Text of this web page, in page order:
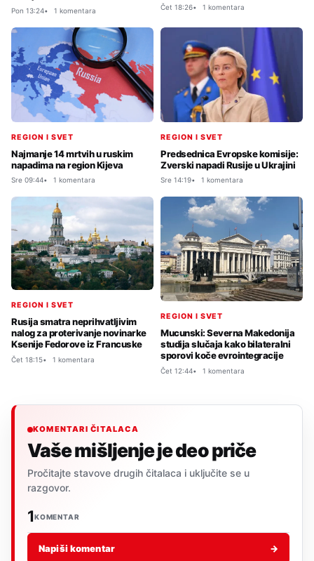
Pon 13:24 1 komentara Čet 18:26 1 komentara
REGION I SVET
Najmanje 14 mrtvih u ruskim
napadima na region Kijeva
Sre 09:44 1 komentara
REGION I SVET
Predsednica Evropske komisije:
Zverski napadi Rusije u Ukrajini
Sre 14:19 1 komentara
REGION I SVET
Rusija smatra neprihvatljivim
nalog za proterivanje novinarke
Ksenije Fedorove iz Francuske
Čet 18:15 1 komentara
REGION I SVET
Mucunski: Severna Makedonija
studija slučaja kako bilateralni
sporovi koče evrointegracije
Čet 12:44 1 komentara
KOMENTARI ČITALACA
Vaše mišljenje je deo priče
Pročitajte stavove drugih čitalaca i uključite se u
razgovor.
1KOMENTAR
Napiši komentar →